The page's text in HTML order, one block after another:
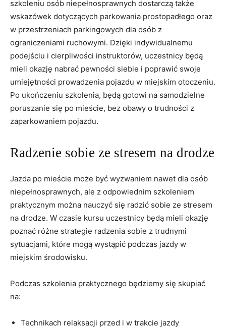
szkoleniu osób⁢ niepełnosprawnych dostarczą także⁣
wskazówek dotyczących parkowania prostopadłego oraz
⁣w ⁤przestrzeniach parkingowych dla osób ⁣z
ograniczeniami ruchowymi. ​Dzięki indywidualnemu
podejściu i cierpliwości⁢ instruktorów, uczestnicy będą
mieli okazję⁣ nabrać pewności ‌siebie i ⁢poprawić swoje
umiejętności‌ prowadzenia pojazdu w miejskim otoczeniu.‌
Po ukończeniu szkolenia, ⁣będą gotowi na ‍samodzielne
poruszanie się po mieście, bez obawy ‌o trudności z
zaparkowaniem pojazdu.
Radzenie⁣ sobie ze ⁤stresem⁤ na‌ drodze
Jazda po mieście może być wyzwaniem nawet dla‌ osób
niepełnosprawnych, ale​ z odpowiednim szkoleniem
praktycznym można nauczyć się radzić⁢ sobie ze stresem
na drodze. W czasie kursu uczestnicy będą mieli okazję
poznać różne strategie radzenia sobie z trudnymi
sytuacjami, które mogą wystąpić podczas⁣ jazdy w
miejskim środowisku.
Podczas szkolenia praktycznego będziemy się skupiać
na:
Technikach relaksacji przed ⁣i ⁢w trakcie jazdy